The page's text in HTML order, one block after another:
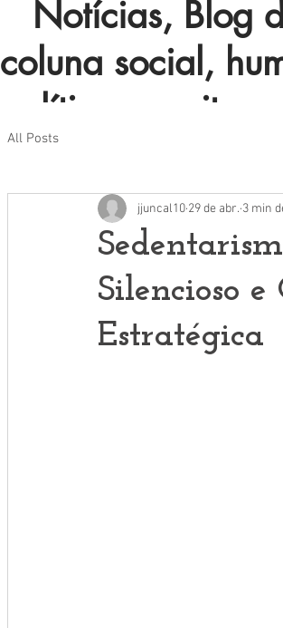
Notícias, Blog
coluna social,
política e muito
All Posts
Silencioso
Estratégica
jjuncal10 29 de abr. 3 min